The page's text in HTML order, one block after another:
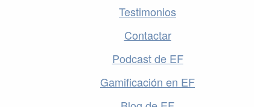
Testimonios
Contactar
Podcast de EF
Gamificación en EF